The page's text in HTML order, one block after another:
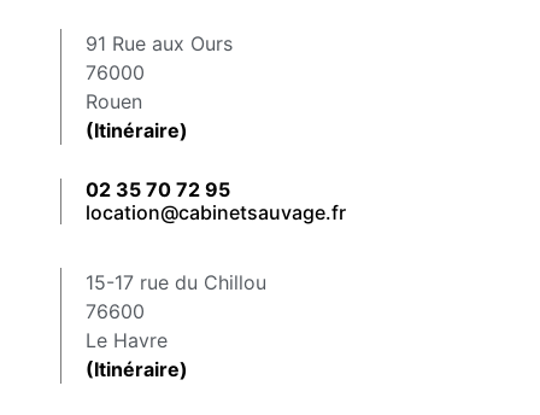
91 Rue aux Ours
76000
Rouen
(Itinéraire)
02 35 70 72 95
location@cabinetsauvage.fr
15-17 rue du Chillou
76600
Le Havre
(Itinéraire)